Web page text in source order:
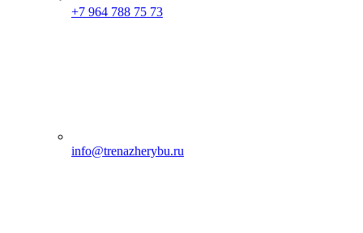
+7 964 788 75 73
info@trenazherybu.ru